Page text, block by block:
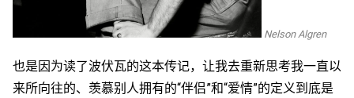
Nelson Algren
也是因为读了波伏瓦的这本传记，让我去重新思考我一直以
来所向往的、羡慕别人拥有的“伴侣”和“爱情”的定义到底是